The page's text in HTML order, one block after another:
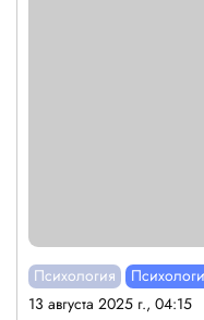
Психология
13 августа 2025 г., 04:15